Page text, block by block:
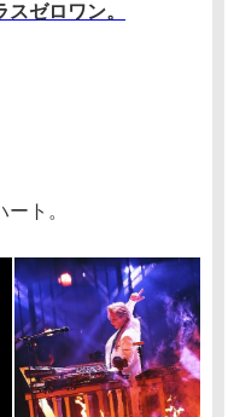
ゼロワン。
ト。